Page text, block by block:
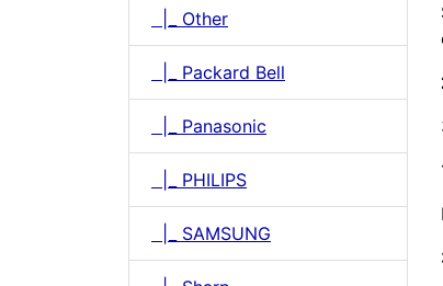
|_ Other
|_ Packard Bell
|_ Panasonic
|_ PHILIPS
|_ SAMSUNG